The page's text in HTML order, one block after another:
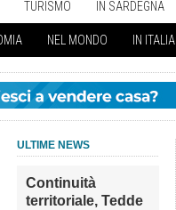
TURISMO IN SARDEGNA
NEL MONDO IN ITALIA
ULTIME NEWS
Continuità
territoriale, Tedde